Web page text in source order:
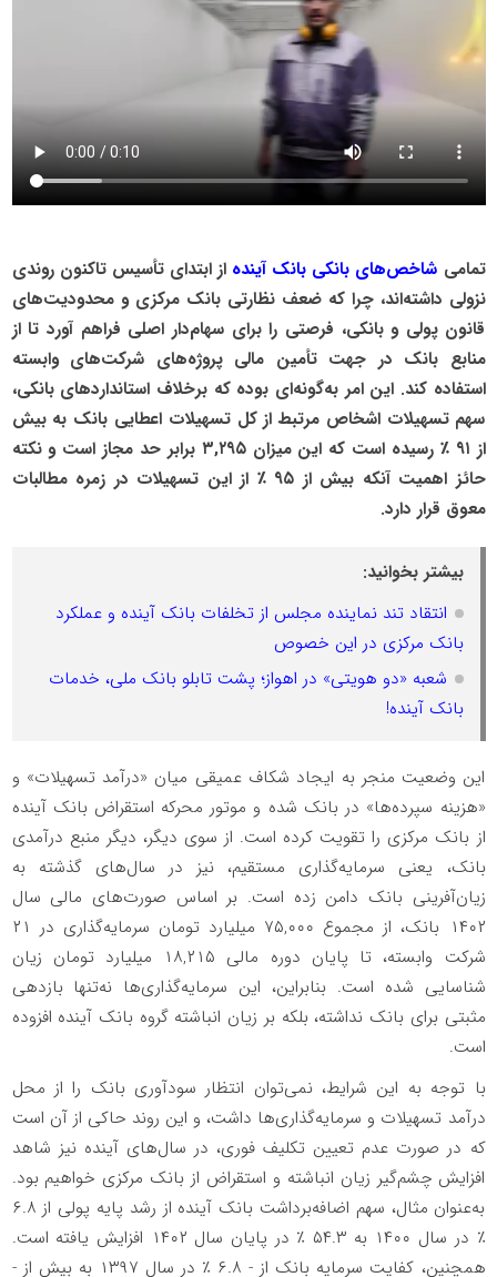
تمامی شاخص‌های بانکی بانک آینده از ابتدای تأسیس تاکنون روندی
نزولی داشته‌اند، چرا که ضعف نظارتی بانک مرکزی و محدودیت‌های
قانون پولی و بانکی، فرصتی را برای سهام‌دار اصلی فراهم آورد تا از
منابع بانک در جهت تأمین مالی پروژه‌های شرکت‌های وابسته
استفاده کند. این امر به‌گونه‌ای بوده که برخلاف استانداردهای بانکی،
سهم تسهیلات اشخاص مرتبط از کل تسهیلات اعطایی بانک به بیش
از ۹۱ ٪ رسیده است که این میزان ۳,۲۹۵ برابر حد مجاز است و نکته
حائز اهمیت آنکه بیش از ۹۵ ٪ از این تسهیلات در زمره مطالبات
معوق قرار دارد.
بیشتر بخوانید:
انتقاد تند نماینده مجلس از تخلفات بانک آینده و عملکرد
بانک مرکزی در این خصوص
شعبه «دو هویتی» در اهواز؛ پشت تابلو بانک ملی، خدمات
بانک آینده!
این وضعیت منجر به ایجاد شکاف عمیقی میان «درآمد تسهیلات» و
«هزینه سپرده‌ها» در بانک شده و موتور محرکه استقراض بانک آینده
از بانک مرکزی را تقویت کرده است. از سوی دیگر، دیگر منبع درآمدی
بانک، یعنی سرمایه‌گذاری مستقیم، نیز در سال‌های گذشته به
زیان‌آفرینی بانک دامن زده است. بر اساس صورت‌های مالی سال
۱۴۰۲ بانک، از مجموع ۷۵,۰۰۰ میلیارد تومان سرمایه‌گذاری در ۲۱
شرکت وابسته، تا پایان دوره مالی ۱۸,۲۱۵ میلیارد تومان زیان
شناسایی شده است. بنابراین، این سرمایه‌گذاری‌ها نه‌تنها بازدهی
مثبتی برای بانک نداشته، بلکه بر زیان انباشته گروه بانک آینده افزوده
است.
با توجه به این شرایط، نمی‌توان انتظار سودآوری بانک را از محل
درآمد تسهیلات و سرمایه‌گذاری‌ها داشت، و این روند حاکی از آن است
که در صورت عدم تعیین تکلیف فوری، در سال‌های آینده نیز شاهد
افزایش چشم‌گیر زیان انباشته و استقراض از بانک مرکزی خواهیم بود.
به‌عنوان مثال، سهم اضافه‌برداشت بانک آینده از رشد پایه پولی از ۶.۸
٪ در سال ۱۴۰۰ به ۵۴.۳ ٪ در پایان سال ۱۴۰۲ افزایش یافته است.
همچنین، کفایت سرمایه بانک از - ۶.۸ ٪ در سال ۱۳۹۷ به بیش از -